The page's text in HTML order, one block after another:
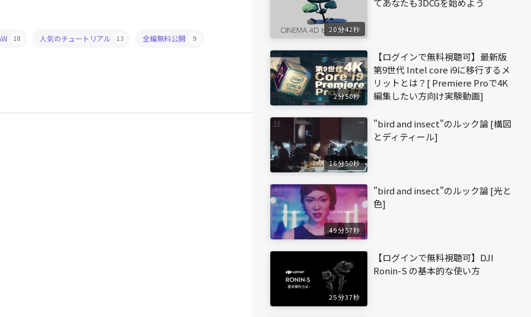
18 人気のチュートリアル 13 全編無料公開 9
20分42秒
てあなたも3DCGを始めよう
2分50秒
【ログインで無料視聴可】最新版
第9世代 Intel core i9に移行するメ
リットとは？[ Premiere Proで4K
編集したい方向け実験動画]
16分50秒
"bird and insect"のルック論 [構図
とディティール]
49分57秒
"bird and insect"のルック論 [光と
色]
25分37秒
【ログインで無料視聴可】DJI
Ronin-S の基本的な使い方